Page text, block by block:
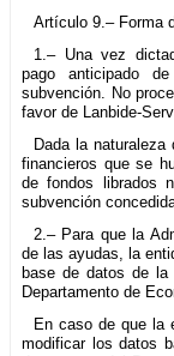
Artículo 9.– Forma
1.– Una vez
pago anticipado
subvención. No
favor de Lanbide-
Dada la
financieros que se
de fondos librados
subvención
2.– Para que la
de las ayudas, la
base de datos de la
Departamento de
En caso de que la
modificar los datos